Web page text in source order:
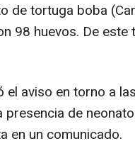
de tortuga boba
98 huevos. De
el aviso en torno a
de
en un comunicado.